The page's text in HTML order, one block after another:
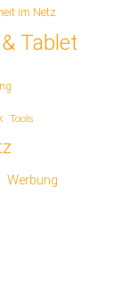
im Netz
Tablet
Tools
Werbung